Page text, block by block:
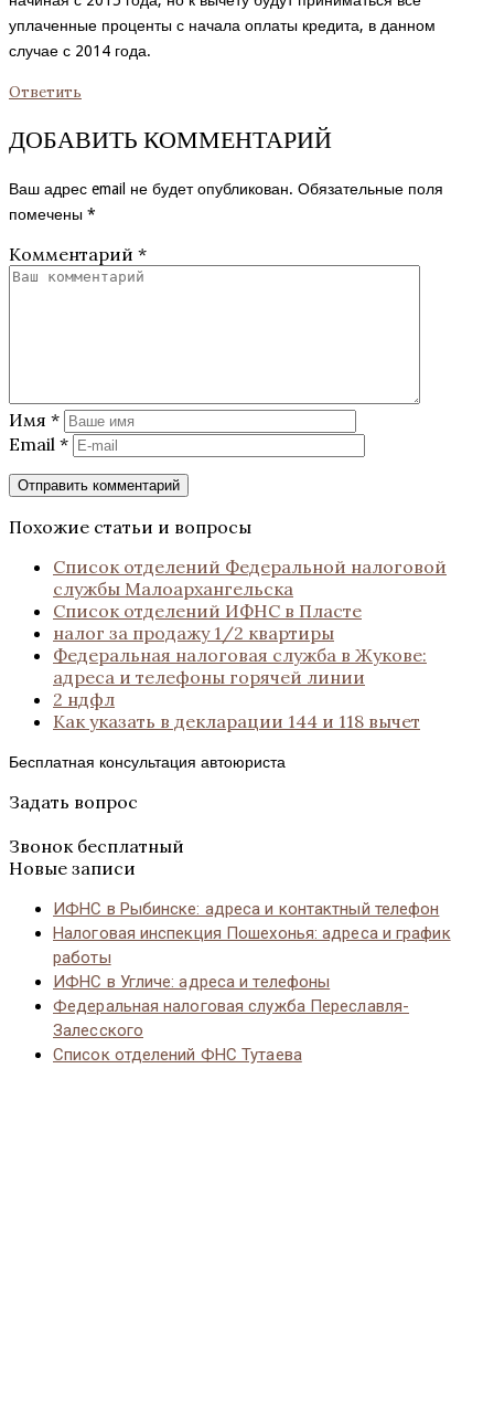
уплаченные проценты с начала оплаты кредита, в данном
случае с 2014 года.
Ответить
ДОБАВИТЬ КОММЕНТАРИЙ
Ваш адрес email не будет опубликован. Обязательные поля
помечены *
Комментарий *
Имя *
Email *
Похожие статьи и вопросы
Список отделений Федеральной налоговой
службы Малоархангельска
Список отделений ИФНС в Пласте
налог за продажу 1/2 квартиры
Федеральная налоговая служба в Жукове:
адреса и телефоны горячей линии
2 ндфл
Как указать в декларации 144 и 118 вычет
Бесплатная консультация автоюриста
Задать вопрос
Звонок бесплатный
Новые записи
ИФНС в Рыбинске: адреса и контактный телефон
Налоговая инспекция Пошехонья: адреса и график
работы
ИФНС в Угличе: адреса и телефоны
Федеральная налоговая служба Переславля-
Залесского
Список отделений ФНС Тутаева